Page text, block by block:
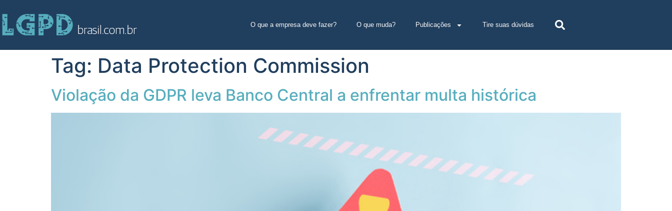
O que a empresa deve fazer? O que muda? Publicações Tire suas dúvidas
Tag: Data Protection Commission
Violação da GDPR leva Banco Central a enfrentar multa histórica